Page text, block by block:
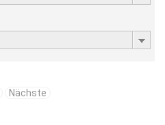
Nächste